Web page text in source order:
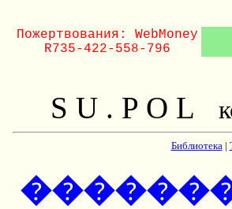
Пожертвования: WebMoney
R735-422-558-796
S U . P O L
Библиотека|